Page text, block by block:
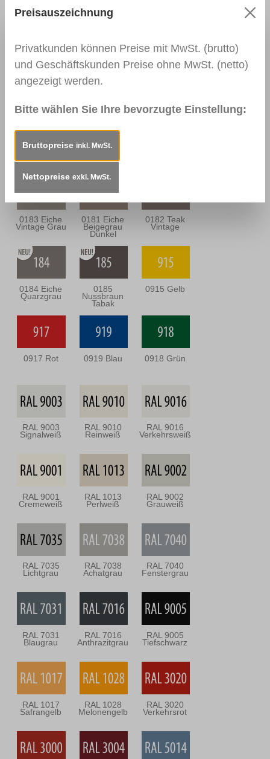
0111
Nussbaum
0166 Wenge
0164
Nussbaum
0112
0163
Braun
0157
Mooreiche
0183 Eiche
Vintage Grau
0181 Eiche
Beigegrau
Dunkel
0182 Teak
Vintage
0184 Eiche
Quarzgrau
0185
Nussbraun
Tabak
0915 Gelb
0917 Rot 0919 Blau 0918 Grün
RAL 9003
Signalweiß
RAL 9010
Reinweiß
RAL 9016
Verkehrsweiß
RAL 9001
Cremeweiß
RAL 1013
Perlweiß
RAL 9002
Grauweiß
RAL 7035
Lichtgrau
RAL 7038
Achatgrau
RAL 7040
Fenstergrau
RAL 7031
Blaugrau
RAL 7016
Anthrazitgrau
RAL 9005
Tiefschwarz
RAL 1017
Safrangelb
RAL 1028
Melonengelb
RAL 3020
Verkehrsrot
Preisauszeichnung
Privatkunden können Preise mit MwSt. (brutto)
und Geschäftskunden Preise ohne MwSt. (netto)
angezeigt werden.
Bitte wählen Sie Ihre bevorzugte Einstellung:
Bruttopreise inkl. MwSt.
Nettopreise exkl. MwSt.